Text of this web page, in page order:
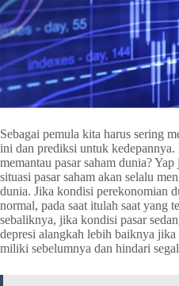
Sebagai pemula kita harus sering
ini dan prediksi untuk kedepannya.
memantau pasar saham dunia?
situasi pasar saham akan selalu
dunia. Jika kondisi perekonomian
normal, pada saat itulah saat yang
sebaliknya, jika kondisi pasar
depresi alangkah lebih baiknya
miliki sebelumnya dan hindari